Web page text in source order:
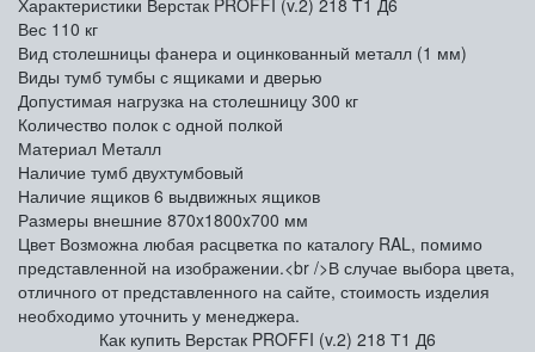
Вес 110 кг
Вид столешницы фанера и оцинкованный металл (1 мм)
Виды тумб тумбы с ящиками и дверью
Допустимая нагрузка на столешницу 300 кг
Количество полок с одной полкой
Материал Металл
Наличие тумб двухтумбовый
Наличие ящиков 6 выдвижных ящиков
Размеры внешние 870x1800x700 мм
Цвет Возможна любая расцветка по каталогу RAL, помимо
представленной на изображении.<br />В случае выбора цвета,
отличного от представленного на сайте, стоимость изделия
необходимо уточнить у менеджера.
Как купить Верстак PROFFI (v.2) 218 Т1 Д6